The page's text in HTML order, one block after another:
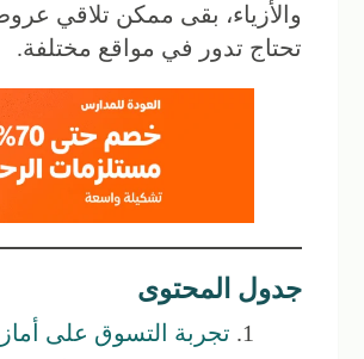
والأزياء، بقى ممكن تلاقي
تحتاج تدور في مواقع مختلفة.
جدول المحتوى
تجربة التسوق على أمازون